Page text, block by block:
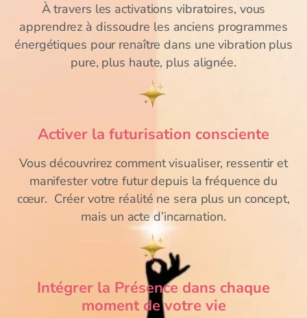
À travers les activations vibratoires, vous
apprendrez à dissoudre les anciens programmes
énergétiques pour renaître dans une vibration plus
pure, plus haute, plus alignée.
Activer la futurisation consciente
Vous découvrirez comment visualiser, ressentir et
manifester votre futur depuis la fréquence du
cœur. Créer votre réalité ne sera plus un concept,
mais un acte d’incarnation.
Intégrer la Présence dans chaque
moment de votre vie